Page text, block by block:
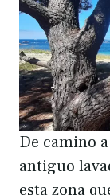
De camino
antiguo
esta zona